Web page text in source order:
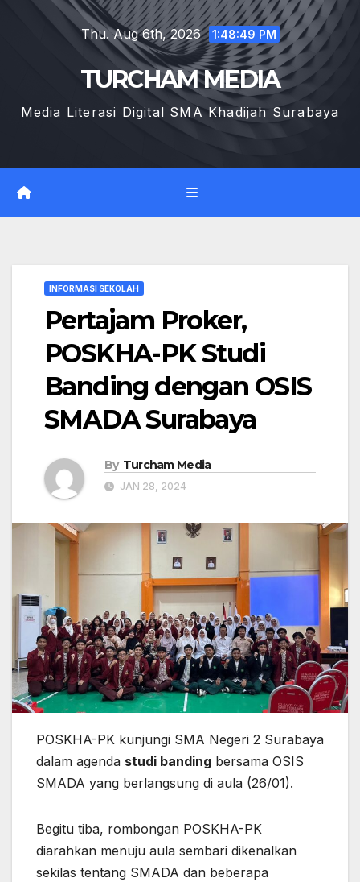
Thu. Aug 6th, 2026 1:48:50 PM
TURCHAM MEDIA
Media Literasi Digital SMA Khadijah Surabaya
INFORMASI SEKOLAH
Pertajam Proker,
POSKHA-PK Studi
Banding dengan OSIS
SMADA Surabaya
By Turcham Media
JAN 28, 2024
POSKHA-PK kunjungi SMA Negeri 2 Surabaya
dalam agenda studi banding bersama OSIS
SMADA yang berlangsung di aula (26/01).
Begitu tiba, rombongan POSKHA-PK
diarahkan menuju aula sembari dikenalkan
sekilas tentang SMADA dan beberapa